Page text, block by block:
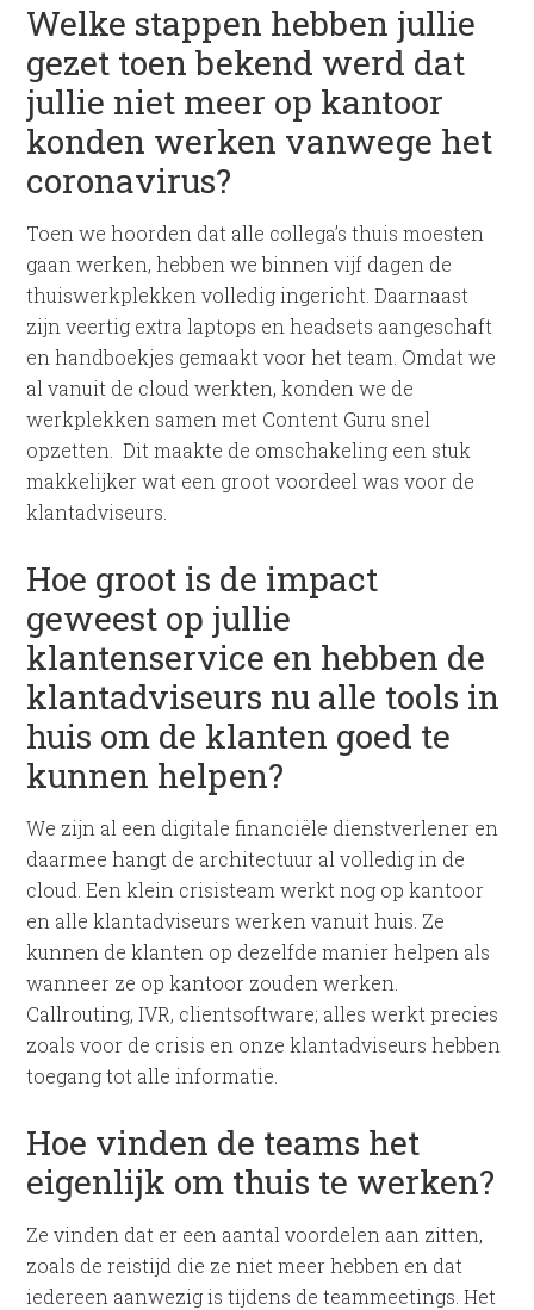
Welke stappen hebben jullie
gezet toen bekend werd dat
jullie niet meer op kantoor
konden werken vanwege het
coronavirus?
Toen we hoorden dat alle collega’s thuis moesten
gaan werken, hebben we binnen vijf dagen de
thuiswerkplekken volledig ingericht. Daarnaast
zijn veertig extra laptops en headsets aangeschaft
en handboekjes gemaakt voor het team. Omdat we
al vanuit de cloud werkten, konden we de
werkplekken samen met Content Guru snel
opzetten. Dit maakte de omschakeling een stuk
makkelijker wat een groot voordeel was voor de
klantadviseurs.
Hoe groot is de impact
geweest op jullie
klantenservice en hebben de
klantadviseurs nu alle tools in
huis om de klanten goed te
kunnen helpen?
We zijn al een digitale financiële dienstverlener en
daarmee hangt de architectuur al volledig in de
cloud. Een klein crisisteam werkt nog op kantoor
en alle klantadviseurs werken vanuit huis. Ze
kunnen de klanten op dezelfde manier helpen als
wanneer ze op kantoor zouden werken.
Callrouting, IVR, clientsoftware; alles werkt precies
zoals voor de crisis en onze klantadviseurs hebben
toegang tot alle informatie.
Hoe vinden de teams het
eigenlijk om thuis te werken?
Ze vinden dat er een aantal voordelen aan zitten,
zoals de reistijd die ze niet meer hebben en dat
iedereen aanwezig is tijdens de teammeetings. Het